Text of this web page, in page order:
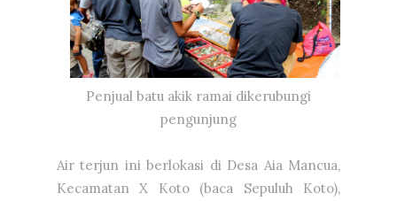
Penjual batu akik ramai dikerubungi
pengunjung
Air terjun ini berlokasi di Desa Aia Mancua,
Kecamatan X Koto (baca Sepuluh Koto),